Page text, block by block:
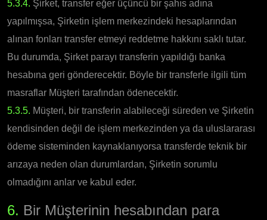
5.3.4. Şirket, transfer eğer üçüncü bir şahıs adına
yapılmışsa, Şirketin işlem merkezindeki hesaplarından
alınan fonları transfer etmeyi reddetme hakkını saklı tutar.
Bu durumda, Şirket parayı transferin yapıldığı banka
hesabına geri gönderecektir. Böyle bir transferle ilgili tüm
masraflar Müşteri tarafından ödenecektir.
5.3.5. Müşteri, bir transferin alabileceği süreden ve Şirketin
kendisinden değil de işlem merkezinden ya da uluslararası
ödeme sisteminden kaynaklanıyorsa transferde teknik bir
arızaya neden olan durumlardan, Şirketin sorumlu
olmadığını anlar ve kabul eder.
6. Bir Müşterinin hesabından para